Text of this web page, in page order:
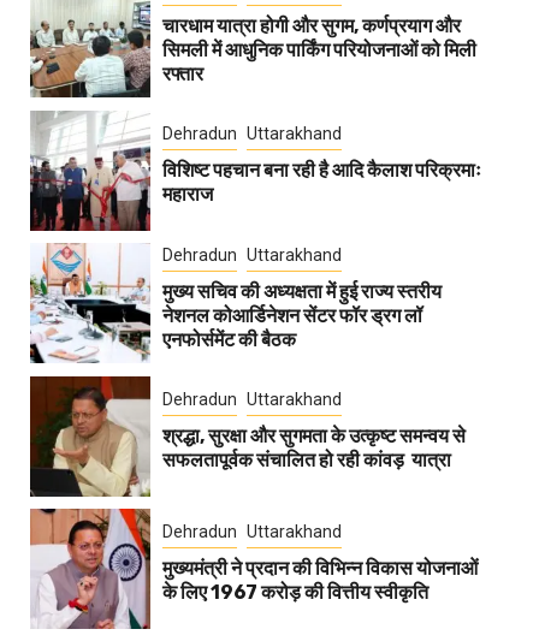
चारधाम यात्रा होगी और सुगम, कर्णप्रयाग और
सिमली में आधुनिक पार्किंग परियोजनाओं को मिली
रफ्तार
Dehradun Uttarakhand
विशिष्ट पहचान बना रही है आदि कैलाश परिक्रमाः
महाराज
Dehradun Uttarakhand
मुख्य सचिव की अध्यक्षता में हुई राज्य स्तरीय
नेशनल कोआर्डिनेशन सेंटर फॉर ड्रग लॉ
एनफोर्समेंट की बैठक
Dehradun Uttarakhand
श्रद्धा, सुरक्षा और सुगमता के उत्कृष्ट समन्वय से
सफलतापूर्वक संचालित हो रही कांवड़ यात्रा
Dehradun Uttarakhand
मुख्यमंत्री ने प्रदान की विभिन्न विकास योजनाओं
के लिए 1967 करोड़ की वित्तीय स्वीकृति